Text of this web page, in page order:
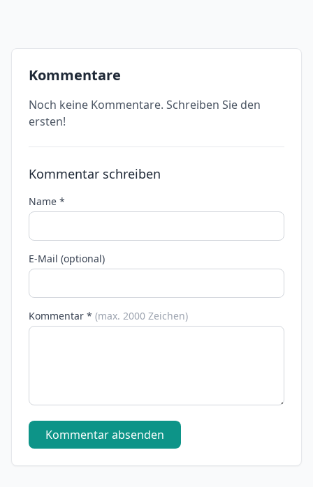
Kommentare
Noch keine Kommentare. Schreiben Sie den
ersten!
Kommentar schreiben
Name *
E-Mail (optional)
Kommentar * (max. 2000 Zeichen)
Kommentar absenden